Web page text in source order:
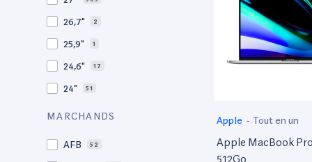
26,7" 2
25,9" 1
24,6" 17
24" 51
21,5"
MARCHANDS
AFB 52
Apple - Tout en un
Apple MacBook Pro
512Go